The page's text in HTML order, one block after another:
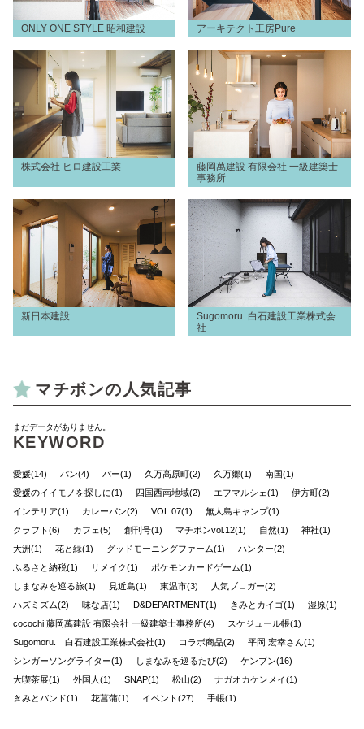
ONLY ONE STYLE 昭和建設 アーキテクト工房Pure
株式会社 ヒロ建設工業
藤岡萬建設 有限会社 一級建築士
事務所
新日本建設
Sugomoru. 白石建設工業株式会
社
マチボンの人気記事
まだデータがありません。
KEYWORD
愛媛(14) パン(4) バー(1) 久万高原町(2) 久万郷(1)
南国(1)
愛媛のイイモノを探しに(1)
四国西南地域(2) エフマルシェ(1)
伊方町(2)
インテリア(1)
カレーパン(2) VOL.07(1)
無人島キャンプ(1)
クラフト(6)
カフェ(5) 創刊号(1) マチボンvol.12(1) 自然(1)
神社(1)
大洲(1)
花と緑(1) グッドモーニングファーム(1)
ハンター(2)
ふるさと納税(1)
リメイク(1)
ポケモンカードゲーム(1)
しまなみを巡る旅(1)
見近島(1) 東温市(3)
人気ブロガー(2)
ハズミズム(2)
味な店(1) D&DEPARTMENT(1) きみとカイゴ(1)
湿原(1)
cocochi 藤岡萬建設 有限会社 一級建築士事務所(4)
スケジュール帳(1)
Sugomoru. 白石建設工業株式会社(1)
コラボ商品(2)
平岡 宏幸さん(1)
シンガーソングライター(1)
しまなみを巡るたび(2)
ケンブン(16)
大喫茶展(1)
外国人(1) SNAP(1) 松山(2)
ナガオカケンメイ(1)
きみとバンド(1)
花菖蒲(1) イベント(27)
手帳(1)